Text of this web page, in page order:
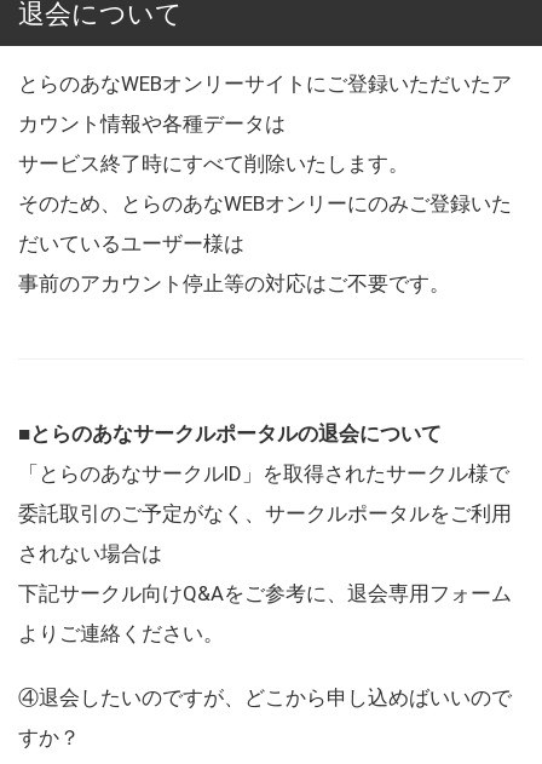
退会について
とらのあなWEBオンリーサイトにご登録いただいたア
カウント情報や各種データは
サービス終了時にすべて削除いたします。
そのため、とらのあなWEBオンリーにのみご登録いた
だいているユーザー様は
事前のアカウント停止等の対応はご不要です。
■とらのあなサークルポータルの退会について
「とらのあなサークルID」を取得されたサークル様で
委託取引のご予定がなく、サークルポータルをご利用
されない場合は
下記サークル向けQ&Aをご参考に、退会専用フォーム
よりご連絡ください。
④退会したいのですが、どこから申し込めばいいので
すか？